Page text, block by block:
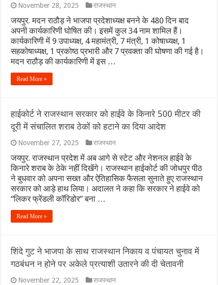
November 28, 2025 राजस्थान
जयपुर. मदन राठौड़ ने भाजपा प्रदेशाध्यक्ष बनने के 480 दिन बाद
अपनी कार्यकारिणी घोषित की। इसमें कुल 34 नाम शामिल हैं।
कार्यकारिणी में 9 उपाध्यक्ष, 4 महामंत्री, 7 मंत्री, 1 कोषाध्यक्ष, 1
सहकोषाध्यक्ष, 1 प्रकोष्ठ प्रभारी और 7 प्रवक्ता की घोषणा की गई है।
मदन राठौड़ की कार्यकारिणी में इस …
Read More »
हाईकोर्ट ने राजस्थान सरकार को हाईवे के किनारे 500 मीटर की
दूरी में संचालित शराब ठेकों को हटाने का दिया आदेश
November 27, 2025 राजस्थान
जयपुर. राजस्थान प्रदेश में अब आगे से स्टेट और नेशनल हाईवे के
किनारे शराब के ठेके नहीं दिखेंगे। राजस्थान हाईकोर्ट की जोधपुर पीठ
ने बुधवार को अपना सख्त और ऐतिहासिक फैसला सुनाते हुए राजस्थान
सरकार को आड़े हाथ लिया। अदालत ने कहा कि सरकार ने हाईवे को
“लिकर फ्रेंडली कॉरिडोर” बना …
Read More »
शिंदे गुट ने भाजपा के साथ राजस्थान निकाय व पंचायत चुनाव में
गठबंधन न होने पर अकेले प्रत्याशी उतारने की दी चेतावनी
November 22, 2025 राजस्थान